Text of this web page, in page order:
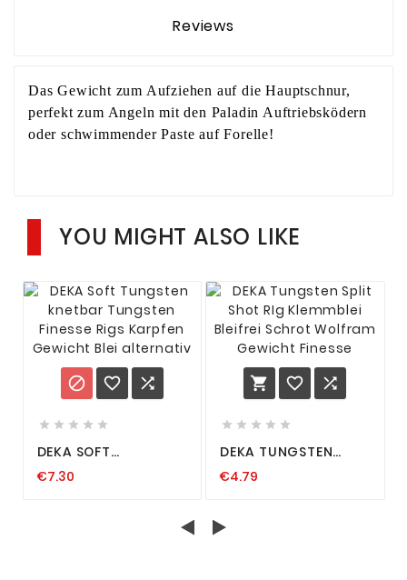
Reviews
Das Gewicht zum Aufziehen auf die Hauptschnur,
perfekt zum Angeln mit den Paladin Auftriebsködern
oder schwimmender Paste auf Forelle!
YOU MIGHT ALSO LIKE
  
    
DEKA SOFT
TUNGSTEN FINESSE
€7.30
  
    
DEKA TUNGSTEN
KLEMMBLEI BLEIFREI
€4.79